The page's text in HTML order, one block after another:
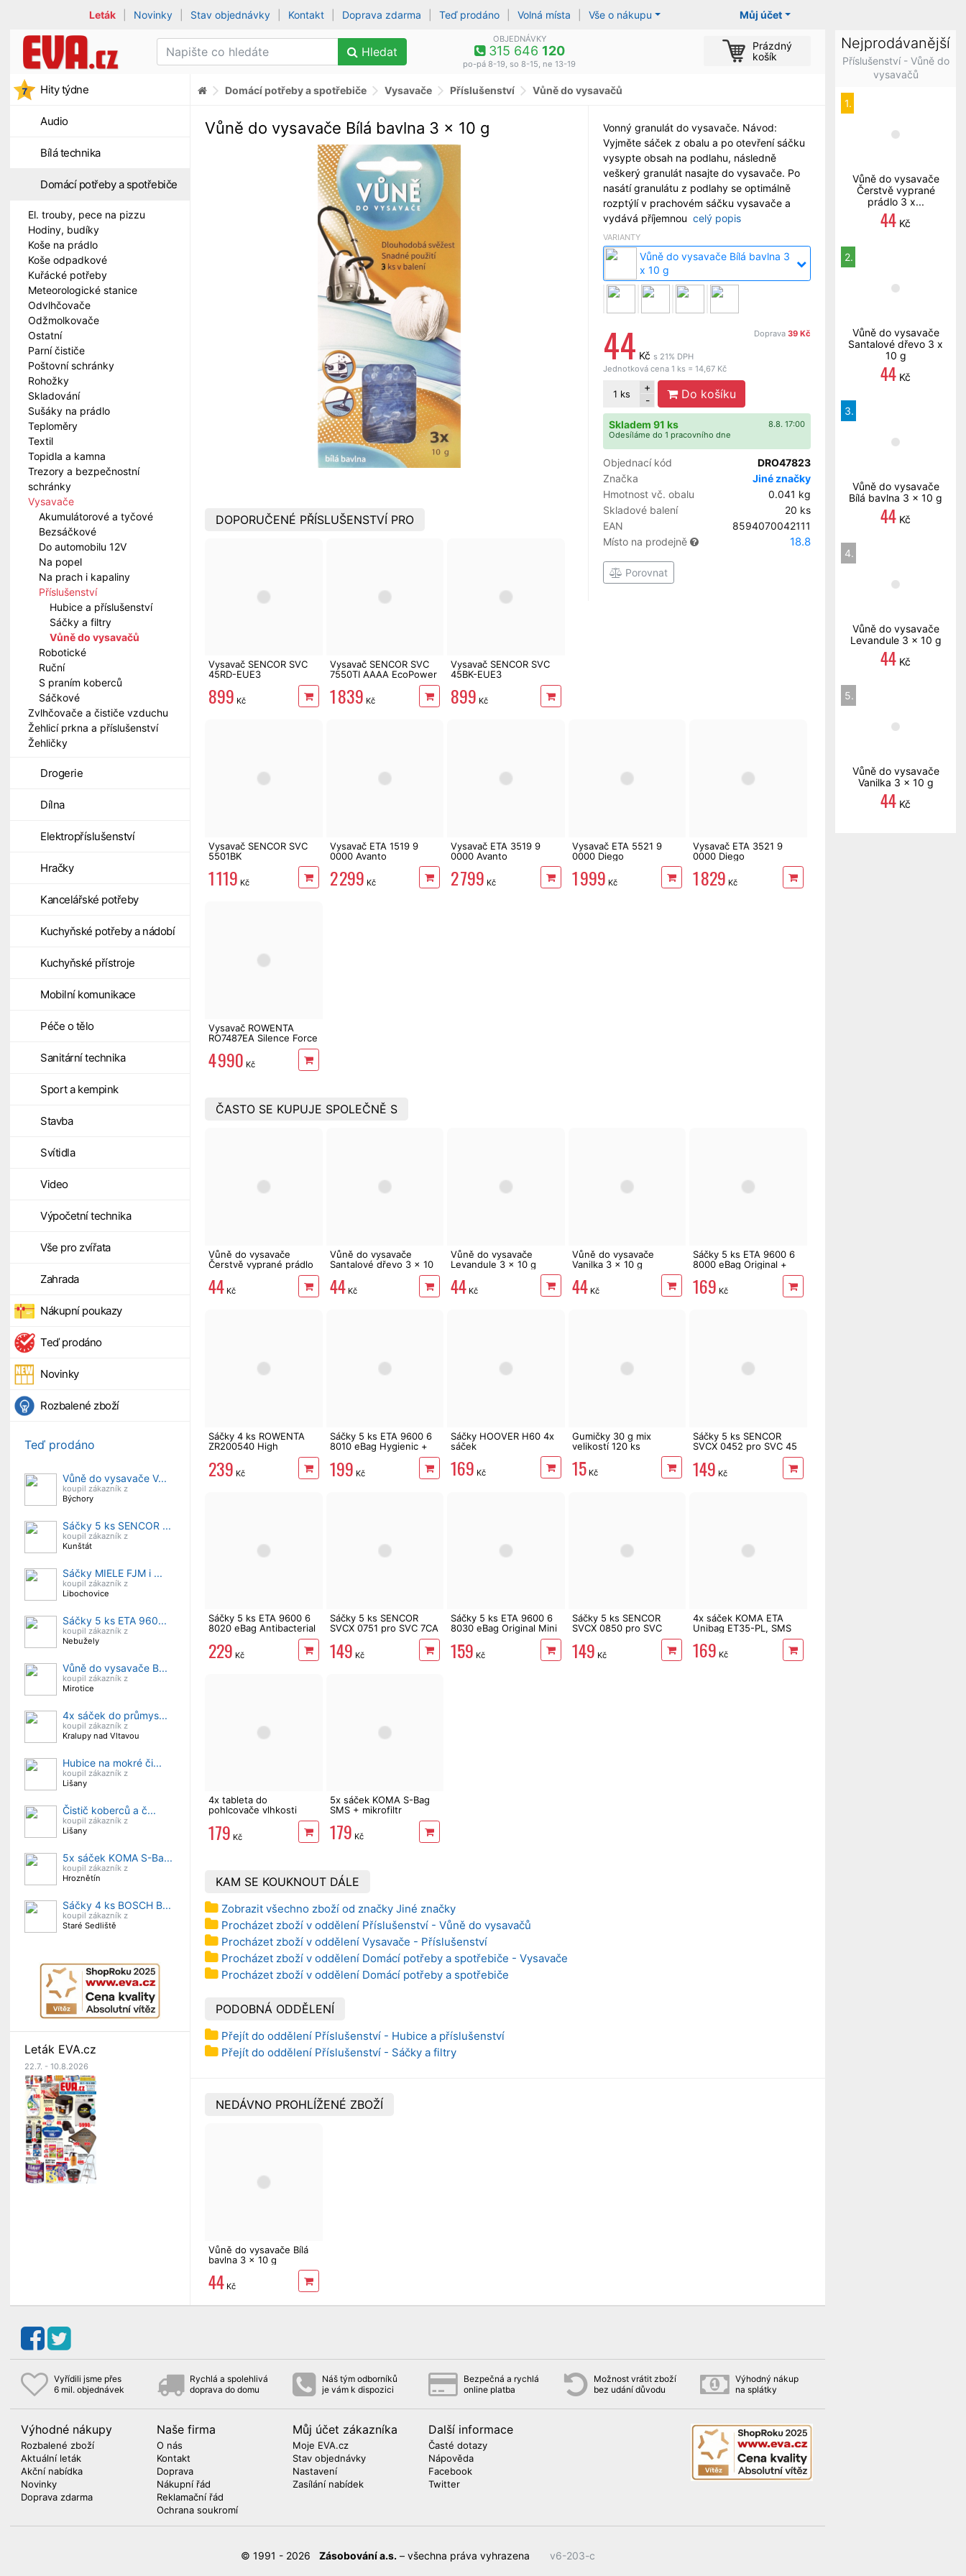
Můj účet
Leták Novinky Stav objednávky Kontakt Doprava zdarma Teď prodáno Volná místa Vše o nákupu
Hledat
OBJEDNÁVKY
315 646 120
po-pá 8-19, so 8-15, ne 13-19
Prázdný
košík
Hity týdne
Audio
Bílá technika
Domácí potřeby a spotřebiče
El. trouby, pece na pizzu
Hodiny, budíky
Koše na prádlo
Koše odpadkové
Kuřácké potřeby
Meteorologické stanice
Odvlhčovače
Odžmolkovače
Ostatní
Parní čističe
Poštovní schránky
Rohožky
Skladování
Sušáky na prádlo
Teploměry
Textil
Topidla a kamna
Trezory a bezpečnostní
schránky
Vysavače
Akumulátorové a tyčové
Bezsáčkové
Do automobilu 12V
Na popel
Na prach i kapaliny
Příslušenství
Hubice a příslušenství
Sáčky a filtry
Vůně do vysavačů
Robotické
Ruční
S praním koberců
Sáčkové
Zvlhčovače a čističe vzduchu
Žehlicí prkna a příslušenství
Žehličky
Drogerie
Dílna
Elektropříslušenství
Hračky
Kancelářské potřeby
Kuchyňské potřeby a nádobí
Kuchyňské přístroje
Mobilní komunikace
Péče o tělo
Sanitární technika
Sport a kempink
Stavba
Svítidla
Video
Výpočetní technika
Vše pro zvířata
Zahrada
Nákupní poukazy
Teď prodáno
Novinky
Rozbalené zboží
Teď prodáno
Vůně do vysavače V...
koupil zákazník z
Býchory
Sáčky 5 ks SENCOR ...
koupil zákazník z
Kunštát
Sáčky MIELE FJM i ...
koupil zákazník z
Libochovice
Sáčky 5 ks ETA 960...
koupil zákazník z
Nebužely
Vůně do vysavače B...
koupil zákazník z
Mirotice
4x sáček do průmys...
koupil zákazník z
Kralupy nad Vltavou
Hubice na mokré či...
koupil zákazník z
Lišany
Čistič koberců a č...
koupil zákazník z
Lišany
5x sáček KOMA S-Ba...
koupil zákazník z
Hroznětín
Sáčky 4 ks BOSCH B...
koupil zákazník z
Staré Sedliště
Leták EVA.cz
22.7. - 10.8.2026
Domácí potřeby a spotřebiče Vysavače Příslušenství Vůně do vysavačů
Vonný granulát do vysavače. Návod:
Vyjměte sáček z obalu a po otevření sáčku
vysypte obsah na podlahu, následně
veškerý granulát nasajte do vysavače. Po
nasátí granulátu z podlahy se optimálně
rozptýlí v prachovém sáčku vysavače a
vydává příjemnou celý popis
VARIANTY
Vůně do vysavače Bílá bavlna 3
x 10 g
Doprava 39 Kč
44 Kč s 21% DPH
Jednotková cena 1 ks = 14,67 Kč
1 ks
+
-
Do košíku
8.8. 17:00
Skladem 91 ks
Odesíláme do 1 pracovního dne
Objednací kód
DRO47823
Značka
Jiné značky
Hmotnost vč. obalu
0.041 kg
Skladové balení
20 ks
EAN
8594070042111
Místo na prodejně
18.8
Porovnat
Vůně do vysavače Bílá bavlna 3 x 10 g
DOPORUČENÉ PŘÍSLUŠENSTVÍ PRO
Vysavač SENCOR SVC
45RD-EUE3
899 Kč
Vysavač SENCOR SVC
7550TI AAAA EcoPower
1 839 Kč
Vysavač SENCOR SVC
45BK-EUE3
899 Kč
Vysavač SENCOR SVC
5501BK
1 119 Kč
Vysavač ETA 1519 9
0000 Avanto
2 299 Kč
Vysavač ETA 3519 9
0000 Avanto
2 799 Kč
Vysavač ETA 5521 9
0000 Diego
1 999 Kč
Vysavač ETA 3521 9
0000 Diego
1 829 Kč
Vysavač ROWENTA
RO7487EA Silence Force
4 990 Kč
ČASTO SE KUPUJE SPOLEČNĚ S
Vůně do vysavače
Čerstvě vyprané prádlo
44 Kč
Vůně do vysavače
Santalové dřevo 3 x 10
44Kč
Vůně do vysavače
Levandule 3 x 10 g
44 Kč
Vůně do vysavače
Vanilka 3 x 10 g
44Kč
Sáčky 5 ks ETA 9600 6
8000 eBag Original +
169 Kč
Sáčky 4 ks ROWENTA
ZR200540 High
239 Kč
Sáčky 5 ks ETA 9600 6
8010 eBag Hygienic +
199 Kč
Sáčky HOOVER H60 4x
sáček
169 Kč
Gumičky 30 g mix
velikostí 120 ks
15Kč
Sáčky 5 ks SENCOR
SVCX 0452 pro SVC 45
149 Kč
Sáčky 5 ks ETA 9600 6
8020 eBag Antibacterial
229 Kč
Sáčky 5 ks SENCOR
SVCX 0751 pro SVC 7CA
149 Kč
Sáčky 5 ks ETA 9600 6
8030 eBag Original Mini
159 Kč
Sáčky 5 ks SENCOR
SVCX 0850 pro SVC
55xx/60xx/83xx/85xx/93xx
149 Kč
4x sáček KOMA ETA
Unibag ET35-PL, SMS
169 Kč
4x tableta do
pohlcovače vlhkosti
179 Kč
5x sáček KOMA S-Bag
SMS + mikrofiltr
179 Kč
KAM SE KOUKNOUT DÁLE
Zobrazit všechno zboží od značky Jiné značky
Procházet zboží v oddělení Příslušenství - Vůně do vysavačů
Procházet zboží v oddělení Vysavače - Příslušenství
Procházet zboží v oddělení Domácí potřeby a spotřebiče - Vysavače
Procházet zboží v oddělení Domácí potřeby a spotřebiče
PODOBNÁ ODDĚLENÍ
Přejít do oddělení Příslušenství - Hubice a příslušenství
Přejít do oddělení Příslušenství - Sáčky a filtry
NEDÁVNO PROHLÍŽENÉ ZBOŽÍ
Vůně do vysavače Bílá
bavlna 3 x 10 g
44 Kč
Vyřídili jsme přes
6 mil. objednávek
Rychlá a spolehlivá
doprava do domu
Náš tým odborníků
je vám k dispozici
Bezpečná a rychlá
online platba
Možnost vrátit zboží
bez udání důvodu
Výhodný nákup
na splátky
Výhodné nákupy
Rozbalené zboží
Aktuální leták
Akční nabídka
Novinky
Doprava zdarma
Naše firma
O nás
Kontakt
Doprava
Nákupní řád
Reklamační řád
Ochrana soukromí
Můj účet zákazníka
Moje EVA.cz
Stav objednávky
Nastavení
Zasílání nabídek
Další informace
Časté dotazy
Nápověda
Facebook
Twitter
© 1991 - 2026 Zásobování a.s. – všechna práva vyhrazena v6-203-c
Nejprodávanější
Příslušenství - Vůně do
vysavačů
1.
Vůně do vysavače
Čerstvě vyprané
prádlo 3 x...
44 Kč
2.
Vůně do vysavače
Santalové dřevo 3 x
10 g
44 Kč
3.
Vůně do vysavače
Bílá bavlna 3 x 10 g
44 Kč
4.
Vůně do vysavače
Levandule 3 x 10 g
44 Kč
5.
Vůně do vysavače
Vanilka 3 x 10 g
44 Kč